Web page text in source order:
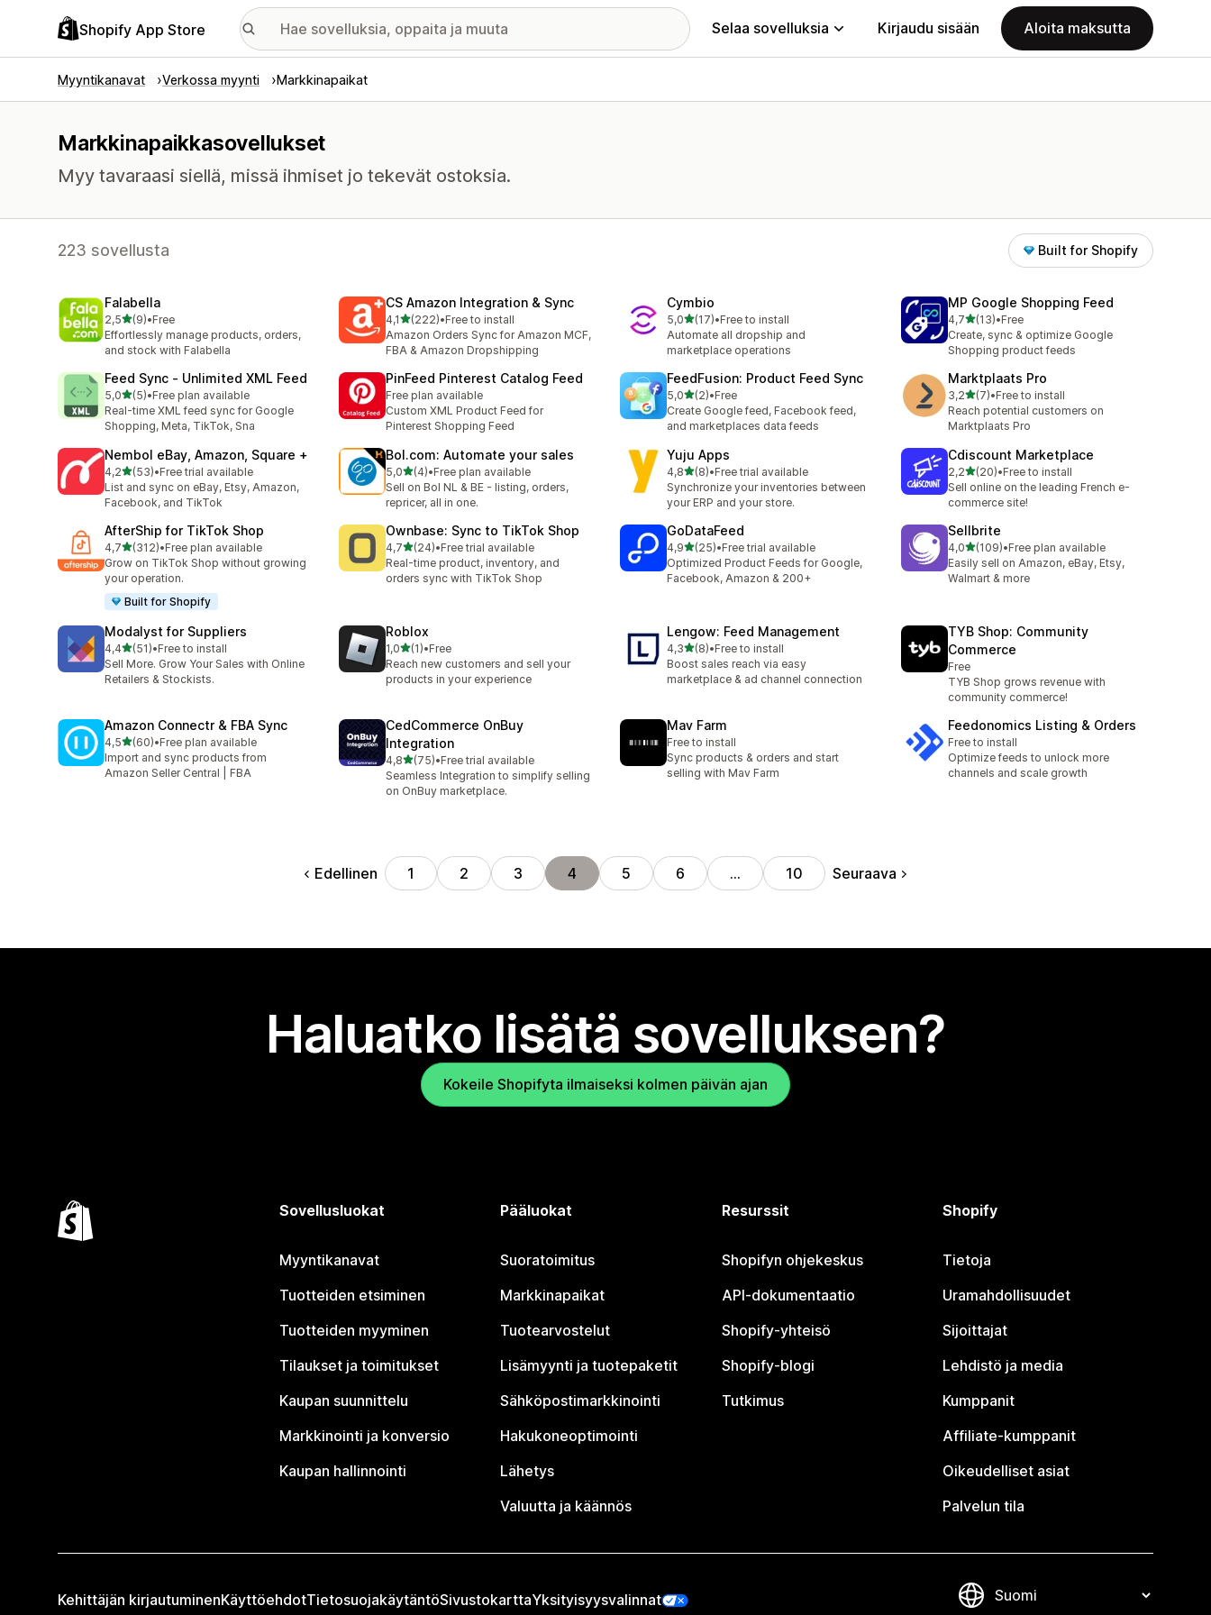
Shopify App Store Selaa sovelluksia Kirjaudu sisään Aloita maksutta
Myyntikanavat Verkossa myynti Markkinapaikat
Markkinapaikkasovellukset
Myy tavaraasi siellä, missä ihmiset jo tekevät ostoksia.
223 sovellusta Built for Shopify
Falabella
2,5/ 5 tähteä
(9)
9 arvostelua yhteensä
•Free
Effortlessly manage products, orders,
and stock with Falabella
CS Amazon Integration & Sync
4,1/ 5 tähteä
(222)
222 arvostelua yhteensä
•Free to install
Amazon Orders Sync for Amazon MCF,
FBA & Amazon Dropshipping
Cymbio
5,0/ 5 tähteä
(17)
17 arvostelua yhteensä
•Free to install
Automate all dropship and
marketplace operations
MP Google Shopping Feed
4,7/ 5 tähteä
(13)
13 arvostelua yhteensä
•Free
Create, sync & optimize Google
Shopping product feeds
Feed Sync ‑ Unlimited XML Feed
5,0/ 5 tähteä
(5)
5 arvostelua yhteensä
•Free plan available
Real-time XML feed sync for Google
Shopping, Meta, TikTok, Sna
PinFeed Pinterest Catalog Feed
Free plan available
Custom XML Product Feed for
Pinterest Shopping Feed
FeedFusion: Product Feed Sync
5,0/ 5 tähteä
(2)
2 arvostelua yhteensä
•Free
Create Google feed, Facebook feed,
and marketplaces data feeds
Marktplaats Pro
3,2/ 5 tähteä
(7)
7 arvostelua yhteensä
•Free to install
Reach potential customers on
Marktplaats Pro
Nembol eBay, Amazon, Square +
4,2/ 5 tähteä
(53)
53 arvostelua yhteensä
•Free trial available
List and sync on eBay, Etsy, Amazon,
Facebook, and TikTok
Bol.com: Automate your sales
5,0/ 5 tähteä
(4)
4 arvostelua yhteensä
•Free plan available
Sell on Bol NL & BE - listing, orders,
repricer, all in one.
Yuju Apps
4,8/ 5 tähteä
(8)
8 arvostelua yhteensä
•Free trial available
Synchronize your inventories between
your ERP and your store.
Cdiscount Marketplace
2,2/ 5 tähteä
(20)
20 arvostelua yhteensä
•Free to install
Sell online on the leading French e-
commerce site!
AfterShip for TikTok Shop
4,7/ 5 tähteä
(312)
312 arvostelua yhteensä
•Free plan available
Grow on TikTok Shop without growing
your operation.
Built for Shopify
Ownbase: Sync to TikTok Shop
4,7/ 5 tähteä
(24)
24 arvostelua yhteensä
•Free trial available
Real-time product, inventory, and
orders sync with TikTok Shop
GoDataFeed
4,9/ 5 tähteä
(25)
25 arvostelua yhteensä
•Free trial available
Optimized Product Feeds for Google,
Facebook, Amazon & 200+
Sellbrite
4,0/ 5 tähteä
(109)
109 arvostelua yhteensä
•Free plan available
Easily sell on Amazon, eBay, Etsy,
Walmart & more
Modalyst for Suppliers
4,4/ 5 tähteä
(51)
51 arvostelua yhteensä
•Free to install
Sell More. Grow Your Sales with Online
Retailers & Stockists.
Roblox
1,0/ 5 tähteä
(1)
1 arvostelua yhteensä
•Free
Reach new customers and sell your
products in your experience
Lengow: Feed Management
4,3/ 5 tähteä
(8)
8 arvostelua yhteensä
•Free to install
Boost sales reach via easy
marketplace & ad channel connection
TYB Shop: Community
Commerce
Free
TYB Shop grows revenue with
community commerce!
Amazon Connectr & FBA Sync
4,5/ 5 tähteä
(60)
60 arvostelua yhteensä
•Free plan available
Import and sync products from
Amazon Seller Central | FBA
CedCommerce OnBuy
Integration
4,8/ 5 tähteä
(75)
75 arvostelua yhteensä
•Free trial available
Seamless Integration to simplify selling
on OnBuy marketplace.
Mav Farm
Free to install
Sync products & orders and start
selling with Mav Farm
Feedonomics Listing & Orders
Free to install
Optimize feeds to unlock more
channels and scale growth
Edellinen 1 2 3 4 5 6 … 10 Seuraava
Haluatko lisätä sovelluksen?
Kokeile Shopifyta ilmaiseksi kolmen päivän ajan
Sovellusluokat
Myyntikanavat
Tuotteiden etsiminen
Tuotteiden myyminen
Tilaukset ja toimitukset
Kaupan suunnittelu
Markkinointi ja konversio
Kaupan hallinnointi
Pääluokat
Suoratoimitus
Markkinapaikat
Tuotearvostelut
Lisämyynti ja tuotepaketit
Sähköpostimarkkinointi
Hakukoneoptimointi
Lähetys
Valuutta ja käännös
Resurssit
Shopifyn ohjekeskus
API-dokumentaatio
Shopify-yhteisö
Shopify-blogi
Tutkimus
Shopify
Tietoja
Uramahdollisuudet
Sijoittajat
Lehdistö ja media
Kumppanit
Affiliate-kumppanit
Oikeudelliset asiat
Palvelun tila
Kehittäjän kirjautuminenKäyttöehdotTietosuojakäytäntöSivustokarttaYksityisyysvalinnat